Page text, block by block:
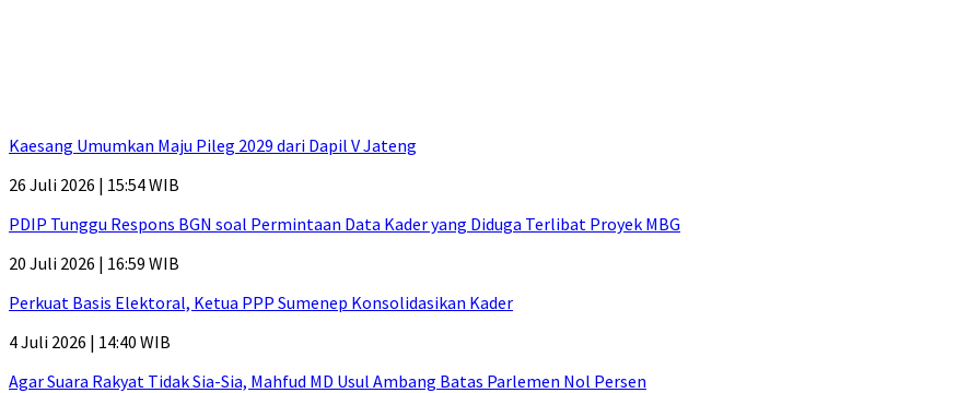
Kaesang Umumkan Maju Pileg 2029 dari Dapil V Jateng
26 Juli 2026 | 15:54 WIB
PDIP Tunggu Respons BGN soal Permintaan Data Kader yang Diduga Terlibat Proyek MBG
20 Juli 2026 | 16:59 WIB
Perkuat Basis Elektoral, Ketua PPP Sumenep Konsolidasikan Kader
4 Juli 2026 | 14:40 WIB
Agar Suara Rakyat Tidak Sia-Sia, Mahfud MD Usul Ambang Batas Parlemen Nol Persen